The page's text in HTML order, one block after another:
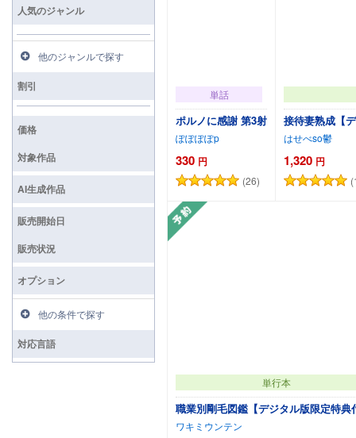
単話
ポルノに感謝 第3射
ぽぽぽぽp
330 円
(26)
カートに追加
接待妻熟成【
はせべso鬱
1,320 円
単行本
職業別剛毛図鑑【デジタル版限定特典
ワキミウンテン
人気のジャンル
他のジャンルで探す
割引
価格
対象作品
AI生成作品
販売開始日
販売状況
オプション
他の条件で探す
対応言語